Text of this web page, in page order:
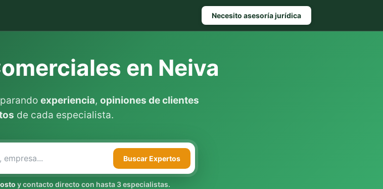
Necesito asesoría jurídica
en Neiva
experiencia, opiniones de clientes
de cada especialista.
BuscarExpertos
y contacto directo con hasta 3 especialistas.